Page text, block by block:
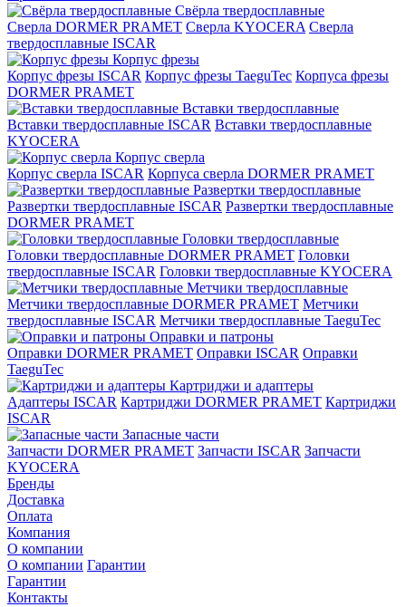
Свёрла твердосплавные
Сверла DORMER PRAMET Сверла KYOCERA Сверла
твердосплавные ISCAR
Корпус фрезы
Корпус фрезы ISCAR Корпус фрезы TaeguTec Корпуса фрезы
DORMER PRAMET
Вставки твердосплавные
Вставки твердосплавные ISCAR Вставки твердосплавные
KYOCERA
Корпус сверла
Корпус сверла ISCAR Корпуса сверла DORMER PRAMET
Развертки твердосплавные
Развертки твердосплавные ISCAR Развертки твердосплавные
DORMER PRAMET
Головки твердосплавные
Головки твердосплавные DORMER PRAMET Головки
твердосплавные ISCAR Головки твердосплавные KYOCERA
Метчики твердосплавные
Метчики твердосплавные DORMER PRAMET Метчики
твердосплавные ISCAR Метчики твердосплавные TaeguTec
Оправки и патроны
Оправки DORMER PRAMET Оправки ISCAR Оправки
TaeguTec
Картриджи и адаптеры
Адаптеры ISCAR Картриджи DORMER PRAMET Картриджи
ISCAR
Запасные части
Запчасти DORMER PRAMET Запчасти ISCAR Запчасти
KYOCERA
Бренды
Доставка
Оплата
Компания
О компании
О компании Гарантии
Гарантии
Контакты